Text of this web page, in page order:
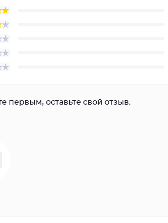
первым, оставьте свой отзыв.